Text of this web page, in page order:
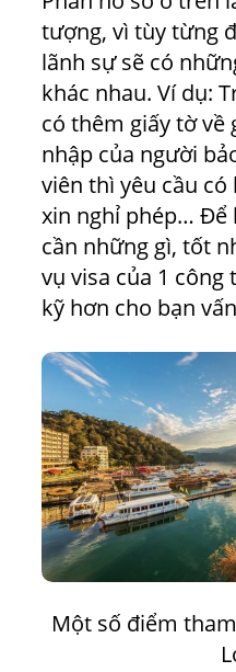
tượng, vì tùy từng
lãnh sự sẽ có
khác nhau. Ví dụ:
có thêm giấy tờ về
nhập của người
viên thì yêu cầu
xin nghỉ phép… Để
cần những gì, tốt
vụ visa của 1 công
kỹ hơn cho bạn
Một số điểm